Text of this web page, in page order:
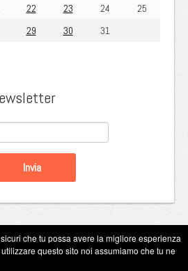
22 23 24
25
29 30 31
Eugenio Guarini 2026
che tu possa avere la migliore esperienza
questo sito noi assumiamo che tu ne